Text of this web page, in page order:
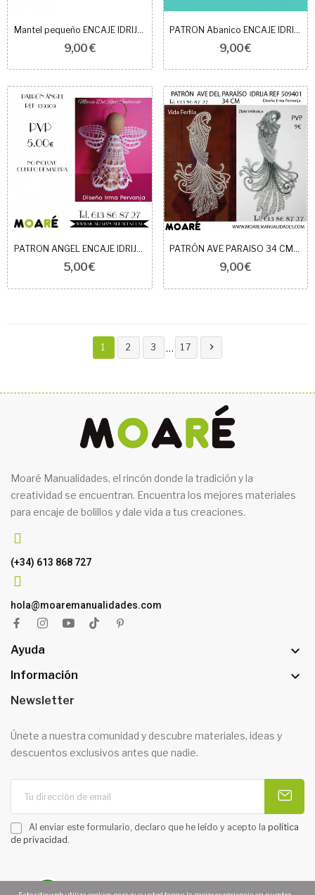
Mantel pequeño ENCAJE IDRIJA 407501
9,00 €
PATRON Abanico ENCAJE IDRIJA REF 304601
9,00 €
PATRON ANGEL ENCAJE IDRIJA 139309
5,00 €
PATRÓN AVE PARAISO 34 CM 509401 IDRIJA
9,00 €
1 2 3 … 17 
Moaré Manualidades, el rincón donde la tradición y la
creatividad se encuentran. Encuentra los mejores materiales
para encaje de bolillos y dale vida a tus creaciones.
(+34) 613 868 727
hola@moaremanualidades.com
Ayuda 
Información 
Newsletter
Únete a nuestra comunidad y descubre materiales, ideas y
descuentos exclusivos antes que nadie.
Al enviar este formulario, declaro que he leído y acepto la política
de privacidad .